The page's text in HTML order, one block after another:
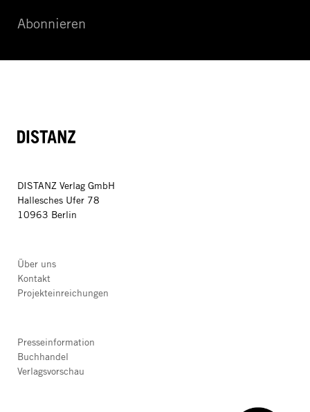
Abonnieren
DISTANZ
DISTANZ Verlag GmbH
Hallesches Ufer 78
10963 Berlin
Über uns
Kontakt
Projekteinreichungen
Presseinformation
Buchhandel
Verlagsvorschau